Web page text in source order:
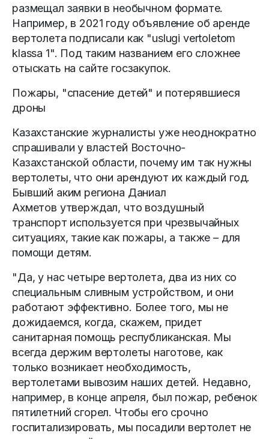
размещал заявки в необычном формате.
Например, в 2021 году объявление об аренде
вертолета подписали как "uslugi vertoletom
klassa 1". Под таким названием его сложнее
отыскать на сайте госзакупок.
Пожары, "спасение детей" и потерявшиеся
дроны
Казахстанские журналисты уже неоднократно
спрашивали у властей Восточно-
Казахстанской области, почему им так нужны
вертолеты, что они арендуют их каждый год.
Бывший аким региона Даниал
Ахметов утверждал, что воздушный
транспорт используется при чрезвычайных
ситуациях, такие как пожары, а также – для
помощи детям.
"Да, у нас четыре вертолета, два из них со
специальным сливным устройством, и они
работают эффективно. Более того, мы не
дожидаемся, когда, скажем, придет
санитарная помощь республиканская. Мы
всегда держим вертолеты наготове, как
только возникает необходимость,
вертолетами вывозим наших детей. Недавно,
например, в конце апреля, был пожар, ребенок
пятилетний сгорел. Чтобы его срочно
госпитализировать, мы посадили вертолет не